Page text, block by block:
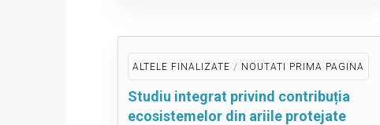
cotidiana
devine
UNESCO.
Scanarea,
ALTELE FINALIZATE / NOUTATI PRIMA PAGINA
Studiu integrat privind contribuția
ecosistemelor din ariile protejate